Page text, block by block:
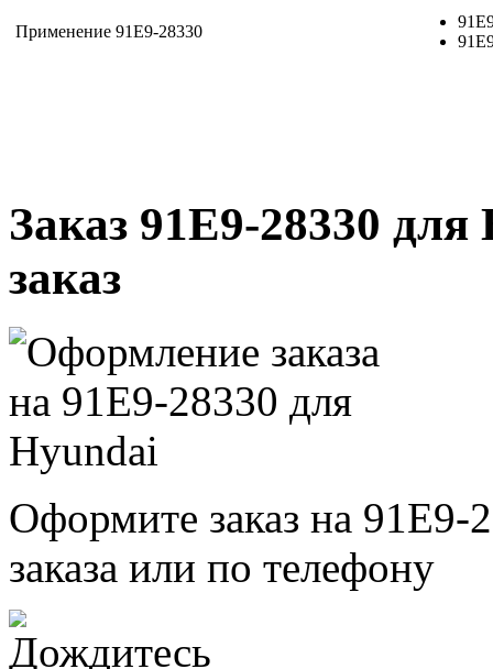
Применение 91E9-28330
Заказ 91E9-28330
заказ
Оформите заказ на
заказа или по телефону